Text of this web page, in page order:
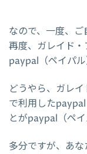
なので、一度、ご
再度、ガレイド
paypal（ペイパル
どうやら、ガレ
で利用した
とがpaypal（ペ
多分ですが、あな